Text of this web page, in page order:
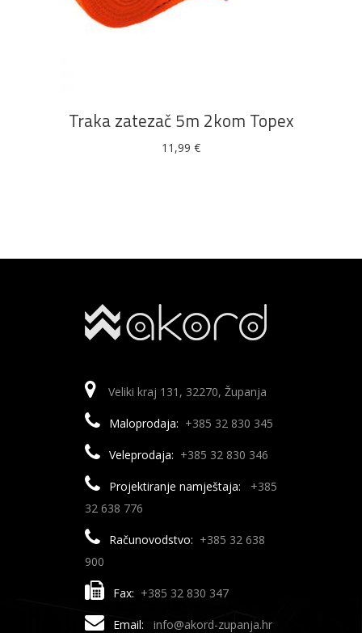
Traka zatezač 5m 2kom Topex
11,99 €
Veliki kraj 131, 32270, Županja
Maloprodaja: +385 32 830 345
Veleprodaja: +385 32 830 346
Projektiranje namještaja:
+385
32 638 776
Računovodstvo: +385 32 638
900
Fax: +385 32 830 347
Email: info@akord-zupanja.hr